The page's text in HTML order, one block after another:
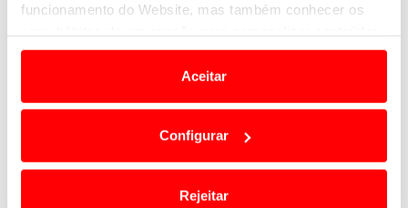
funcionamento do Website, mas também conhecer os
e anúncios de modo a promover produtos e/ou serviços.
Em alguns casos, a utilização destas tecnologias
termos e a todo o tempo as suas preferências e limitando
o acesso a informações durante a navegação no
Aceitar
Configurar
Rejeitar
ÚLTIMOS DIAS PARA SE INSCREVER NO
BANCO BIC RALLY DE PORTUGAL HISTÓRICO
2015